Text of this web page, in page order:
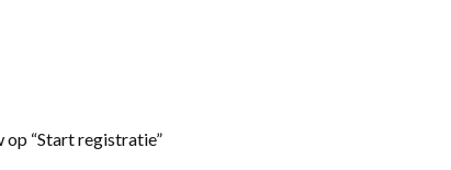
op “Start registratie”